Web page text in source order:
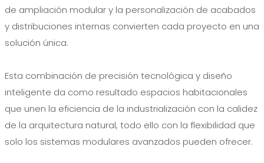
de ampliación modular y la personalización de acabados
y distribuciones internas convierten cada proyecto en una
solución única.
Esta combinación de precisión tecnológica y diseño
inteligente da como resultado espacios habitacionales
que unen la eficiencia de la industrialización con la calidez
de la arquitectura natural, todo ello con la flexibilidad que
solo los sistemas modulares avanzados pueden ofrecer.